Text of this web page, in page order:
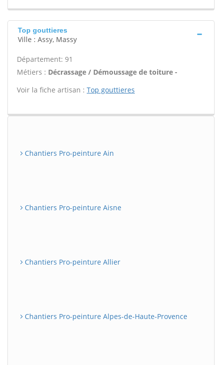
Top gouttieres
Ville : Assy, Massy
Département: 91
Métiers : Décrassage / Démoussage de toiture -
Voir la fiche artisan : Top gouttieres
Chantiers Pro-peinture Ain
Chantiers Pro-peinture Aisne
Chantiers Pro-peinture Allier
Chantiers Pro-peinture Alpes-de-Haute-Provence